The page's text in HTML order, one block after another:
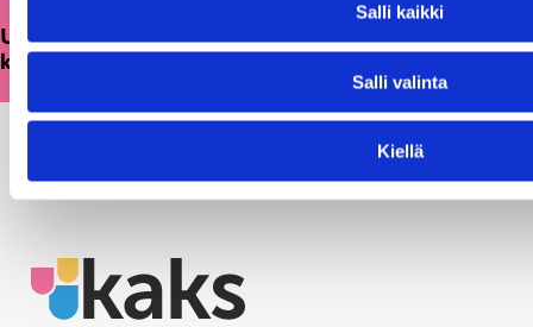
Salli kaikki
Salli valinta
Kiellä
Uusi julkaisu: Kuntien on tarkasteltava
kulttuuritoimintaansa strategisesti ja pitkäjänteisesti